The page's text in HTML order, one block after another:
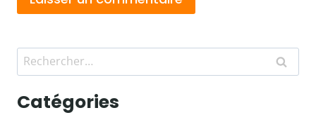
Rechercher :
Catégories